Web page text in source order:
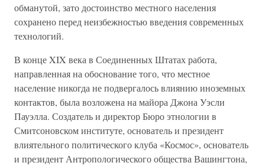
обманутой, зато достоинство местного населения
сохранено перед неизбежностью введения современных
технологий.
В конце XIX века в Соединенных Штатах работа,
направленная на обоснование того, что местное
население никогда не подвергалось влиянию иноземных
контактов, была возложена на майора Джона Уэсли
Пауэлла. Создатель и директор Бюро этнологии в
Смитсоновском институте, основатель и президент
влиятельного политического клуба «Космос», основатель
и президент Антропологического общества Вашингтона,